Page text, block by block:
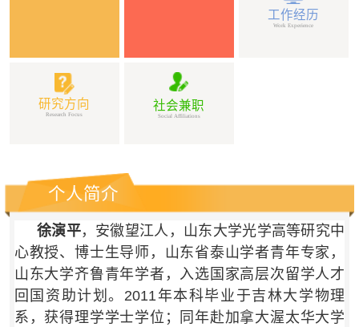
工作经历
Work Experience
研究方向
Research Focus
社会兼职
Social Affiliations
个人简介
徐演平， 安徽望江人， 山东大学光学高等研究中
心教授、博士生导师，山东省泰山学者青年专家，
山东大学齐鲁青年学者，入选国家高层次留学人才
回国资助计划。2011年本科毕业于吉林大学物理
系，获得理学学士学位；同年赴加拿大渥太华大学